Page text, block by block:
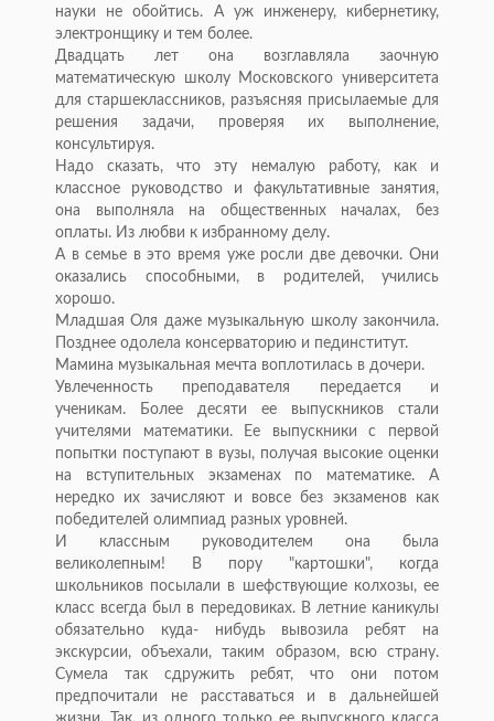
науки не обойтись. А уж инженеру, кибернетику,
электронщику и тем более.
Двадцать лет она возглавляла заочную
математическую школу Московского университета
для старшеклассников, разъясняя присылаемые для
решения задачи, проверяя их выполнение,
консультируя.
Надо сказать, что эту немалую работу, как и
классное руководство и факультативные занятия,
она выполняла на общественных началах, без
оплаты. Из любви к избранному делу.
А в семье в это время уже росли две девочки. Они
оказались способными, в родителей, учились
хорошо.
Младшая Оля даже музыкальную школу закончила.
Позднее одолела консерваторию и пединститут.
Мамина музыкальная мечта воплотилась в дочери.
Увлеченность преподавателя передается и
ученикам. Более десяти ее выпускников стали
учителями математики. Ее выпускники с первой
попытки поступают в вузы, получая высокие оценки
на вступительных экзаменах по математике. А
нередко их зачисляют и вовсе без экзаменов как
победителей олимпиад разных уровней.
И классным руководителем она была
великолепным! В пору "картошки", когда
школьников посылали в шефствующие колхозы, ее
класс всегда был в передовиках. В летние каникулы
обязательно куда- нибудь вывозила ребят на
экскурсии, объехали, таким образом, всю страну.
Сумела так сдружить ребят, что они потом
предпочитали не расставаться и в дальнейшей